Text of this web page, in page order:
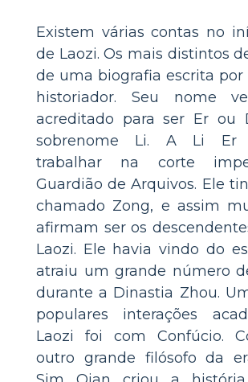
Existem várias contas no
de Laozi. Os mais distintos
de uma biografia escrita por
historiador. Seu nome
acreditado para ser Er ou
sobrenome Li. A Li Er
trabalhar na corte
Guardião de Arquivos. Ele
chamado Zong, e assim
afirmam ser os
Laozi. Ele havia vindo do
atraiu um grande número
durante a Dinastia Zhou.
populares interações
Laozi foi com Confúcio.
outro grande filósofo da